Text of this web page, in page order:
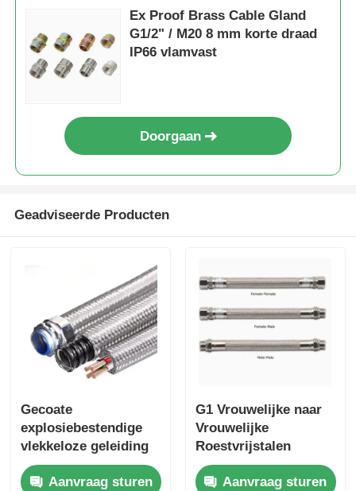
Ex Proof Brass Cable Gland
G1/2" / M20 8 mm korte draad
IP66 vlamvast
Doorgaan
Geadviseerde Producten
Gecoate
explosiebestendige
vlekkeloze geleiding
van roestvrij staal
1/2" voor gevaarlijke
Aanvraag sturen
G1 Vrouwelijke naar
Vrouwelijke
Roestvrijstalen
Explosieveilige
Flexibele Metalen
Aanvraag sturen